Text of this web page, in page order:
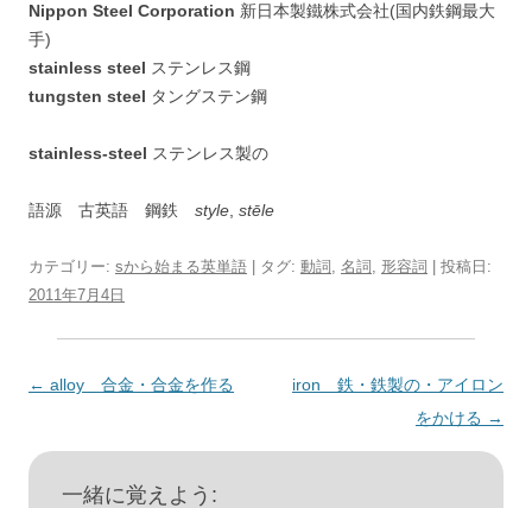
Nippon Steel Corporation 新日本製鐵株式会社(国内鉄鋼最大
手)
stainless steel ステンレス鋼
tungsten steel タングステン鋼
stainless-steel ステンレス製の
語源 古英語 鋼鉄 style stēle
カテゴリー: sから始まる英単語 | タグ: 動詞 , 名詞 , 形容詞
| 投稿日:
2011年7月4日
投
ナ
← alloy 合金・合金を作る
iron 鉄・鉄製の・アイロン
をかける →
一緒に覚えよう: